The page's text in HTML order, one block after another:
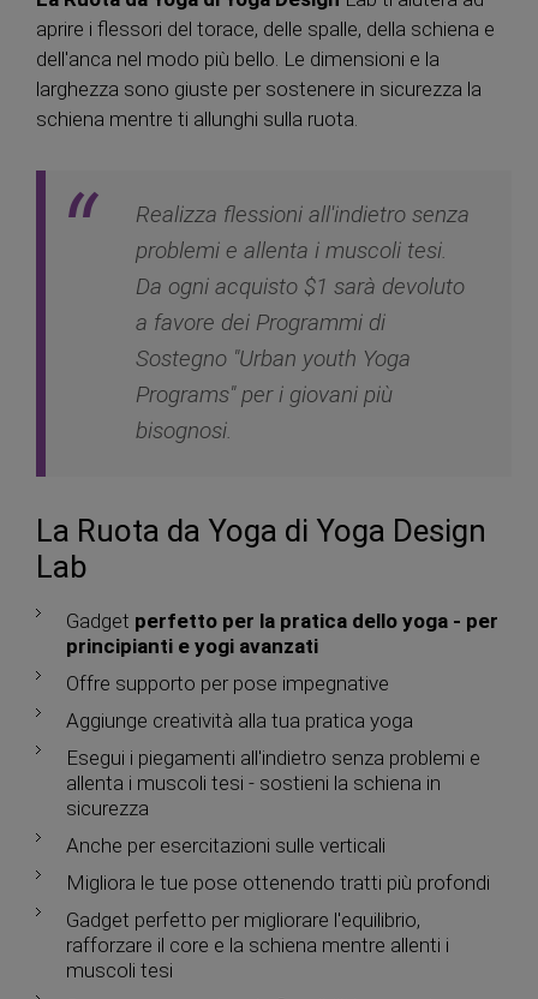
aprire i flessori del torace, delle spalle, della schiena e
dell'anca nel modo più bello. Le dimensioni e la
larghezza sono giuste per sostenere in sicurezza la
schiena mentre ti allunghi sulla ruota.
Realizza flessioni all'indietro senza
problemi e allenta i muscoli tesi.
Da ogni acquisto $1 sarà devoluto
a favore dei Programmi di
Sostegno "Urban youth Yoga
Programs" per i giovani più
bisognosi.
La Ruota da Yoga di Yoga Design
Lab
Gadget perfetto per la pratica dello yoga - per
principianti e yogi avanzati
Offre supporto per pose impegnative
Aggiunge creatività alla tua pratica yoga
Esegui i piegamenti all'indietro senza problemi e
allenta i muscoli tesi - sostieni la schiena in
sicurezza
Anche per esercitazioni sulle verticali
Migliora le tue pose ottenendo tratti più profondi
Gadget perfetto per migliorare l'equilibrio,
rafforzare il core e la schiena mentre allenti i
muscoli tesi